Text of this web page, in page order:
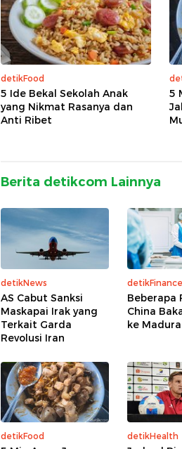
detikFood
5 Ide Bekal Sekolah Anak
yang Nikmat Rasanya dan
Anti Ribet
5
Berita detikcom Lainnya
detikNews
AS Cabut Sanksi
Maskapai Irak yang
Terkait Garda
Revolusi Iran
detikFinance
Beberapa
China
ke Madura
detikFood detikHealth